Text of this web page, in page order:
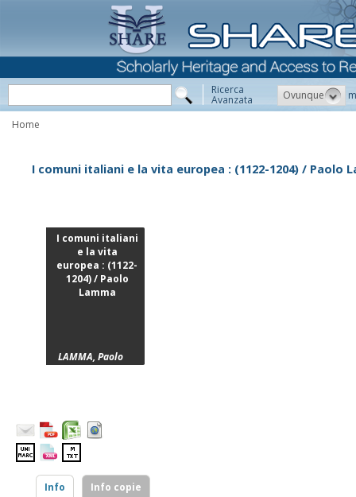
Ricerca
Avanzata Ovunque
Home
I comuni italiani e la vita europea : (1122-1204) / Paolo
I comuni italiani
e la vita
europea : (1122-
1204) / Paolo
Lamma
LAMMA, Paolo
Info Info copie